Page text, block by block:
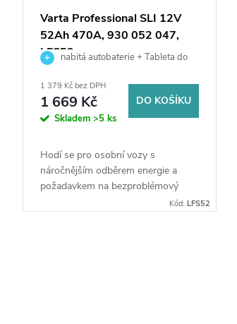
ů
k
Varta Professional SLI 12V
52Ah 470A, 930 052 047,
LFS52nabitá autobaterie + Tableta do
baterie při doručení nebo v prodejně
Jinočany
1 379 Kč bez DPH
1 669 Kč
Skladem >5 ks
DO KOŠÍKU
Hodí se pro osobní vozy s
náročnějším odběrem energie a
požadavkem na bezproblémový
start (svými parametry se blížíKód:LFS52